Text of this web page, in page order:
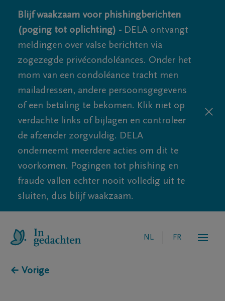
Blijf waakzaam voor phishingberichten
(poging tot oplichting) - DELA ontvangt
meldingen over valse berichten via
zogezegde privécondoléances. Onder het
mom van een condoléance tracht men
mailadressen, andere persoonsgegevens
of een betaling te bekomen. Klik niet op
verdachte links of bijlagen en controleer
de afzender zorgvuldig. DELA
onderneemt meerdere acties om dit te
voorkomen. Pogingen tot phishing en
fraude vallen echter nooit volledig uit te
sluiten, dus blijf waakzaam.
NL FR
← Vorige